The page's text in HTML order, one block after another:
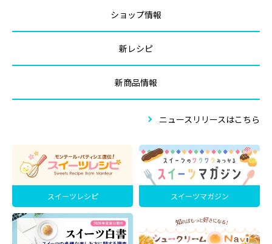
ショップ情報
新レシピ
新商品情報
ニュースリリースはこちら
スイーツレシピ スイーツマガジン